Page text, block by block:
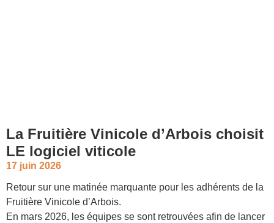
La Fruitière Vinicole d’Arbois choisit
LE logiciel viticole
17 juin 2026
Retour sur une matinée marquante pour les adhérents de la
Fruitière Vinicole d’Arbois.
En mars 2026, les équipes se sont retrouvées afin de lancer